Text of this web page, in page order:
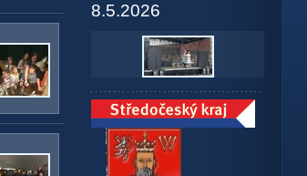
8.5.2026